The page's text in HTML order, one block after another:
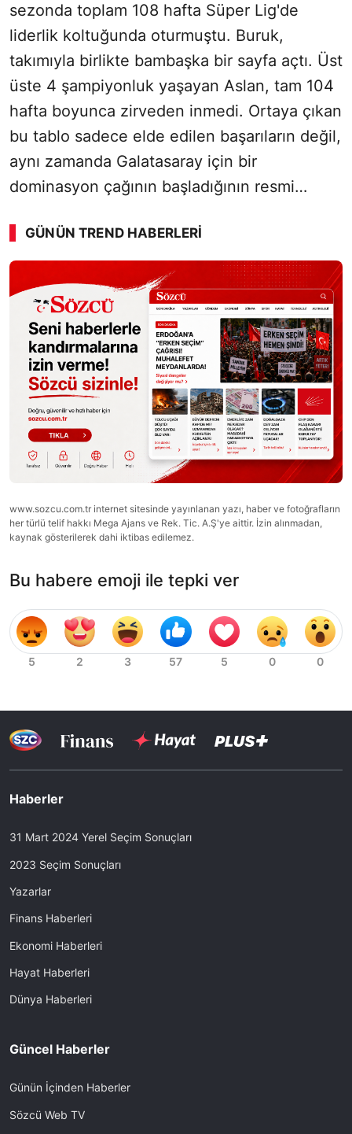
sezonda toplam 108 hafta Süper Lig'de
liderlik koltuğunda oturmuştu. Buruk,
takımıyla birlikte bambaşka bir sayfa açtı. Üst
üste 4 şampiyonluk yaşayan Aslan, tam 104
hafta boyunca zirveden inmedi. Ortaya çıkan
bu tablo sadece elde edilen başarıların değil,
aynı zamanda Galatasaray için bir
dominasyon çağının başladığının resmi…
GÜNÜN TREND HABERLERI
www.sozcu.com.tr internet sitesinde yayınlanan yazı, haber ve fotoğrafların
her türlü telif hakkı Mega Ajans ve Rek. Tic. A.Ş'ye aittir. İzin alınmadan,
kaynak gösterilerek dahi iktibas edilemez.
Bu habere emoji ile tepki ver
Haberler
31 Mart 2024 Yerel Seçim Sonuçları
2023 Seçim Sonuçları
Yazarlar
Finans Haberleri
Ekonomi Haberleri
Hayat Haberleri
Dünya Haberleri
Güncel Haberler
Günün İçinden Haberler
Sözcü Web TV